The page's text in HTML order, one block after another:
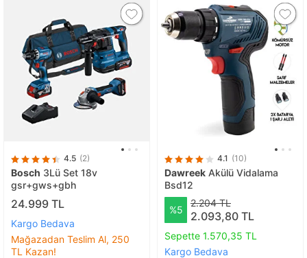
4.5 (2)
Bosch 3Lü Set 18v
gsr+gws+gbh
24.999 TL
Kargo Bedava
Mağazadan Teslim Al, 250
TL Kazan!
4.1 (10)
Dawreek Akülü Vidalama
Bsd12
%5
2.204 TL
2.093,80 TL
Sepette 1.570,35 TL
Kargo Bedava